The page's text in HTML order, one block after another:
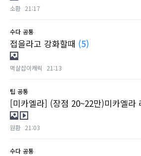
소환 21:17
수다 공통
접을라고 강화할때 (5)
멱살잡이캐릭 21:13
팁 공통
[미카엘라] (장점 20~22만)미카엘라
원환 21:03
수다 공통